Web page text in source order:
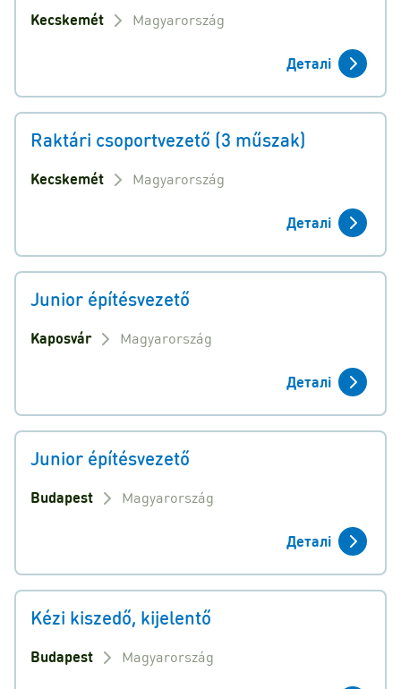
Kecskemét Magyarország
Деталі
Raktári csoportvezető (3 műszak)
Kecskemét Magyarország
Деталі
Junior építésvezető
Kaposvár Magyarország
Деталі
Junior építésvezető
Budapest Magyarország
Деталі
Kézi kiszedő, kijelentő
Budapest Magyarország